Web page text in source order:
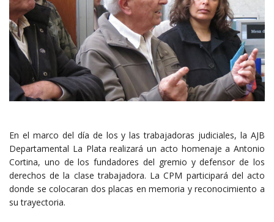
En el marco del día de los y las trabajadoras judiciales, la AJB
Departamental La Plata realizará un acto homenaje a Antonio
Cortina, uno de los fundadores del gremio y defensor de los
derechos de la clase trabajadora. La CPM participará del acto
donde se colocaran dos placas en memoria y reconocimiento a
su trayectoria.